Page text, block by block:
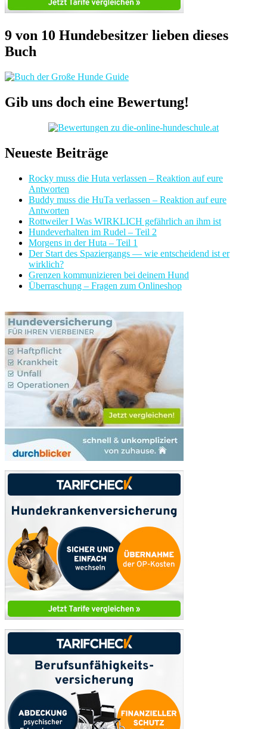
9 von 10 Hundebesitzer lieben dieses
Buch
Gib uns doch eine Bewertung!
Neueste Beiträge
Rocky muss die Huta verlassen – Reaktion auf eure
Antworten
Buddy muss die HuTa verlassen – Reaktion auf eure
Antworten
Rottweiler I Was WIRKLICH gefährlich an ihm ist
Hundeverhalten im Rudel – Teil 2
Morgens in der Huta – Teil 1
Der Start des Spaziergangs — wie entscheidend ist er
wirklich?
Grenzen kommunizieren bei deinem Hund
Überraschung – Fragen zum Onlineshop